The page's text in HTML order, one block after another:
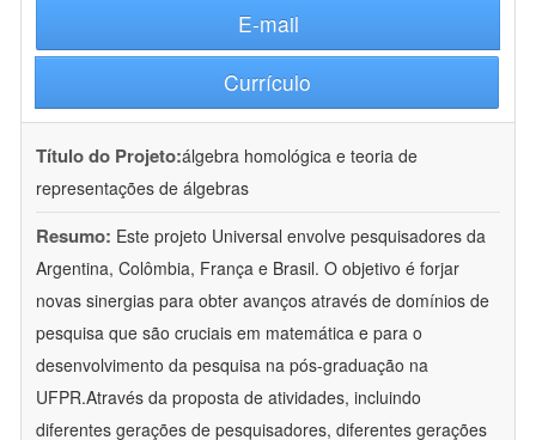
E-mail
Currículo
Título do Projeto:álgebra homológica e teoria de
representações de álgebras
Resumo: Este projeto Universal envolve pesquisadores da
Argentina, Colômbia, França e Brasil. O objetivo é forjar
novas sinergias para obter avanços através de domínios de
pesquisa que são cruciais em matemática e para o
desenvolvimento da pesquisa na pós-graduação na
UFPR.Através da proposta de atividades, incluindo
diferentes gerações de pesquisadores, diferentes gerações